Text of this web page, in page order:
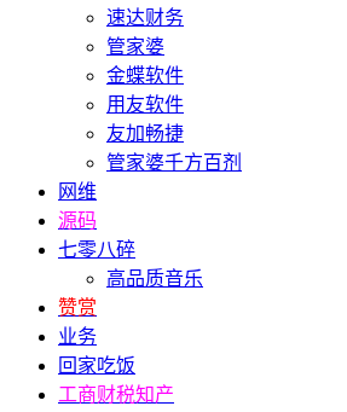
速达财务
管家婆
金蝶软件
用友软件
友加畅捷
管家婆千方百剂
网维
源码
七零八碎
高品质音乐
赞赏
业务
回家吃饭
工商财税知产